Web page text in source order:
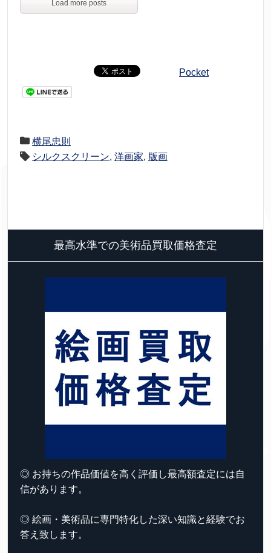
Load more posts
Pocket
横尾忠則
シルクスクリーン, 洋画家, 版画
最高水準での美術品買取価格査定
◎ お持ちの作品価値を高く評価し最高額査定には自
信があります。
◎ 絵画・美術品に専門特化した深い知識と経験でお
答え致します。